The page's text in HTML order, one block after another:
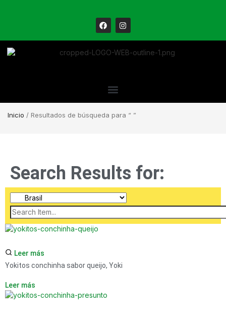
Inicio / Resultados de búsqueda para “ ”
Search Results for:
Leer más
Yokitos conchinha sabor queijo, Yoki
Leer más